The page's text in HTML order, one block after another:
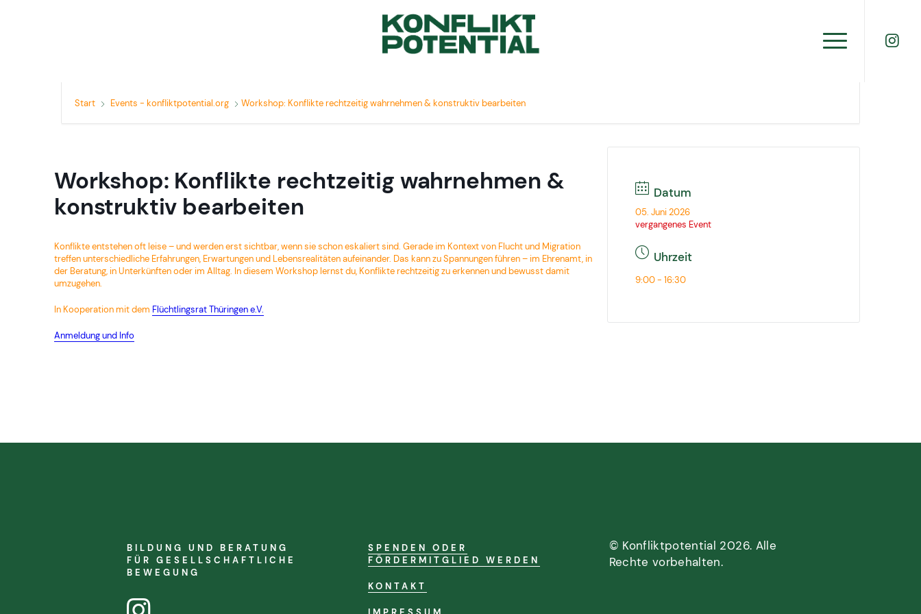
Start Events - konfliktpotential.org Workshop: Konflikte rechtzeitig wahrnehmen & konstruktiv bearbeiten
Workshop: Konflikte rechtzeitig wahrnehmen &
konstruktiv bearbeiten
Konflikte entstehen oft leise – und werden erst sichtbar, wenn sie schon eskaliert sind. Gerade im Kontext von Flucht und Migration
treffen unterschiedliche Erfahrungen, Erwartungen und Lebensrealitäten aufeinander. Das kann zu Spannungen führen – im Ehrenamt, in
der Beratung, in Unterkünften oder im Alltag. In diesem Workshop lernst du, Konflikte rechtzeitig zu erkennen und bewusst damit
umzugehen.
In Kooperation mit dem Flüchtlingsrat Thüringen e.V.
Anmeldung und Info
Datum
05. Juni 2026
vergangenes Event
Uhrzeit
9:00 - 16:30
BILDUNG UND BERATUNG
FÜR GESELLSCHAFTLICHE
BEWEGUNG
SPENDEN ODER
FÖRDERMITGLIED WERDEN
KONTAKT
© Konfliktpotential 2026. Alle
Rechte vorbehalten.